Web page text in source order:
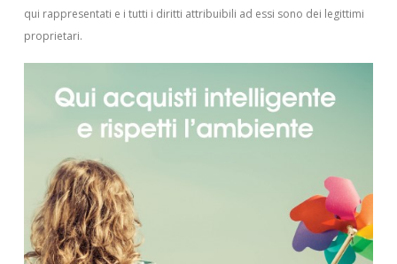
qui rappresentati e i tutti i diritti attribuibili ad essi sono dei legittimi
proprietari.